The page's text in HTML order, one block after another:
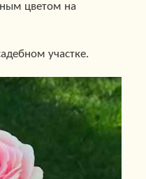
цветом на
участке.